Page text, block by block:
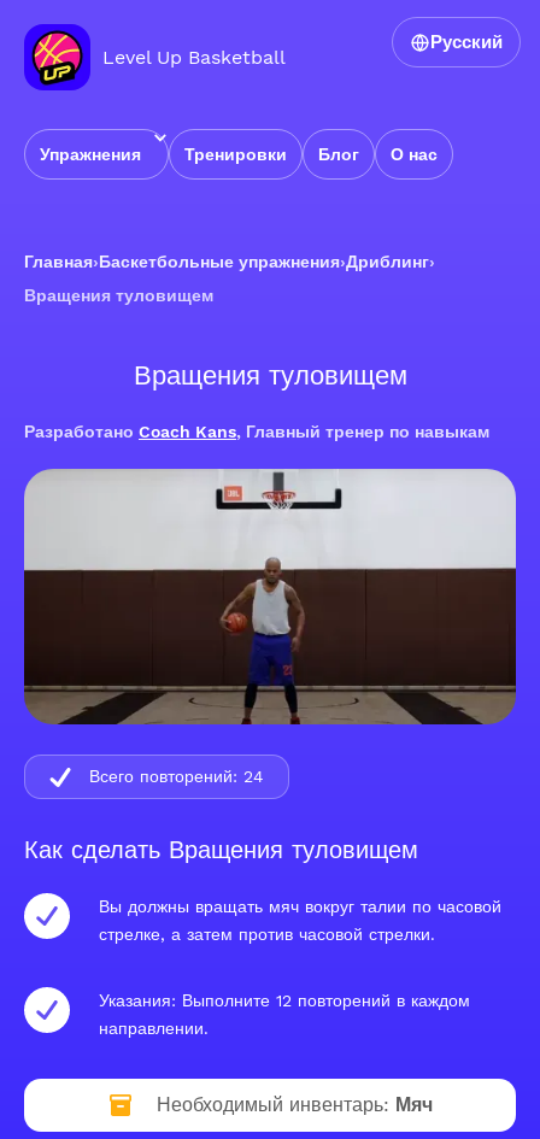
Level Up Basketball
Упражнения Тренировки Блог О нас
Русский
Главная›Баскетбольные упражнения›Дриблинг›
Вращения туловищем
Вращения туловищем
Разработано Coach Kans, Главный тренер по навыкам
Как сделать Вращения туловищем
Вы должны вращать мяч вокруг талии по часовой
стрелке, а затем против часовой стрелки.
Указания: Выполните 12 повторений в каждом
направлении.
Необходимый инвентарь: Мяч
Всего повторений: 24